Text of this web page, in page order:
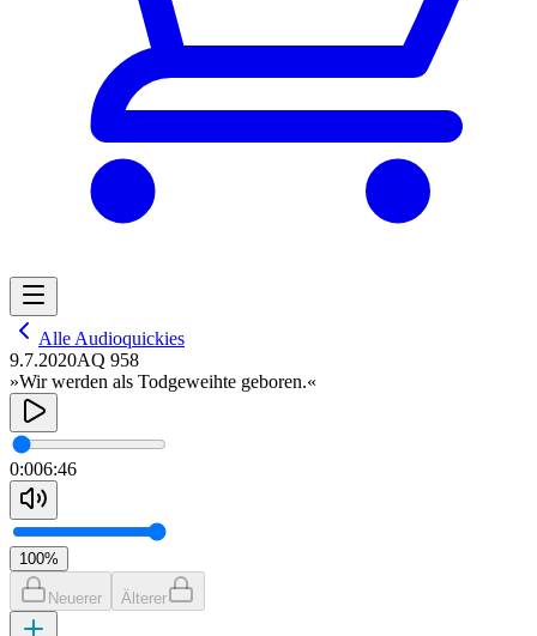
Alle Audioquickies
9.7.2020AQ 958
»Wir werden als Todgeweihte geboren.«
0:006:46
100%
Neuerer Älterer